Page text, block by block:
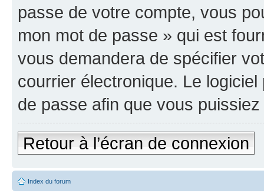
passe de votre compte, vous
mon mot de passe » qui est
vous demandera de spécifier
courrier électronique. Le
de passe afin que vous
Retour à l’écran de connexion
Index du forum